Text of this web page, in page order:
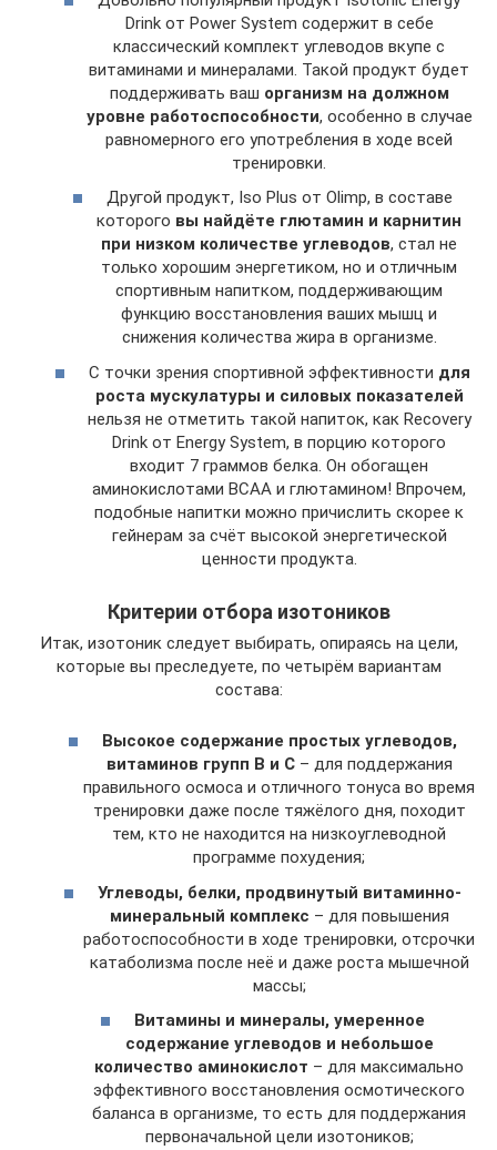
Drink от Power System содержит в себе
классический комплект углеводов вкупе с
витаминами и минералами. Такой продукт будет
поддерживать ваш организм на должном
уровне работоспособности, особенно в случае
равномерного его употребления в ходе всей
тренировки.
Другой продукт, Iso Plus от Olimp, в составе
которого вы найдёте глютамин и карнитин
при низком количестве углеводов, стал не
только хорошим энергетиком, но и отличным
спортивным напитком, поддерживающим
функцию восстановления ваших мышц и
снижения количества жира в организме.
С точки зрения спортивной эффективности для
роста мускулатуры и силовых показателей
нельзя не отметить такой напиток, как Recovery
Drink от Energy System, в порцию которого
входит 7 граммов белка. Он обогащен
аминокислотами BCAA и глютамином! Впрочем,
подобные напитки можно причислить скорее к
гейнерам за счёт высокой энергетической
ценности продукта.
Критерии отбора изотоников
Итак, изотоник следует выбирать, опираясь на цели,
которые вы преследуете, по четырём вариантам
состава:
Высокое содержание простых углеводов,
витаминов групп B и C– для поддержания
правильного осмоса и отличного тонуса во время
тренировки даже после тяжёлого дня, походит
тем, кто не находится на низкоуглеводной
программе похудения;
Углеводы, белки, продвинутый витаминно-
минеральный комплекс – для повышения
работоспособности в ходе тренировки, отсрочки
катаболизма после неё и даже роста мышечной
массы;
Витамины и минералы, умеренное
содержание углеводов и небольшое
количество аминокислот – для максимально
эффективного восстановления осмотического
баланса в организме, то есть для поддержания
первоначальной цели изотоников;